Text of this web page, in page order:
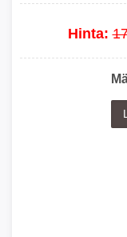
Hinta: